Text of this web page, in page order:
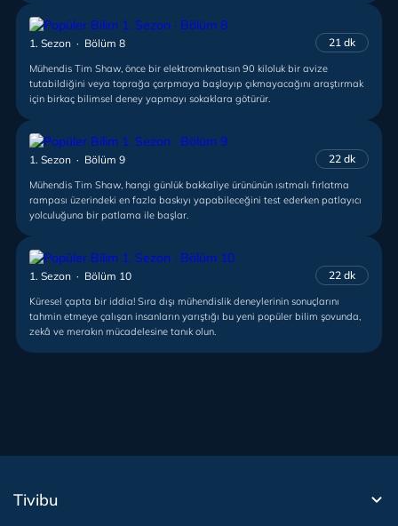
1. Sezon · Bölüm 8 21 dk
Mühendis Tim Shaw, önce bir elektromıknatısın 90 kiloluk bir avize
tutabildiğini veya toprağa çarpmaya başlayıp çıkmayacağını araştırmak
için birkaç bilimsel deney yapmayı sokaklara götürür.
1. Sezon · Bölüm 9 22 dk
Mühendis Tim Shaw, hangi günlük bakkaliye ürününün ısıtmalı fırlatma
rampası üzerindeki en fazla baskıyı yapabileceğini test ederken patlayıcı
yolculuğuna bir patlama ile başlar.
1. Sezon · Bölüm 10 22 dk
Küresel çapta bir iddia! Sıra dışı mühendislik deneylerinin sonuçlarını
tahmin etmeye çalışan insanların yarıştığı bu yeni popüler bilim şovunda,
zekâ ve merakın mücadelesine tanık olun.
Tivibu